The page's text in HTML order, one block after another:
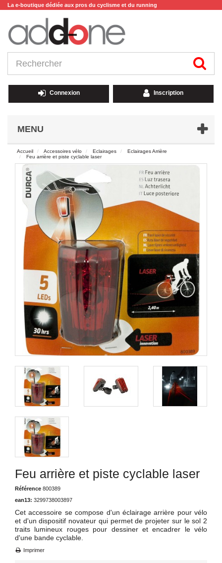
La e-boutique dédiée aux pros du cyclisme et du running
Connexion Inscription
MENU
Accueil Accessoires vélo Eclairages
Eclairages Arrière
Feu arrière et piste cyclable laser
Feu arrière et piste cyclable laser
Référence 800389
ean13: 3299738003897
Cet accessoire se compose d'un éclairage arrière pour vélo
et d'un dispositif novateur qui permet de projeter sur le sol 2
traits lumineux rouges pour dessiner et encadrer le vélo
d'une bande cyclable.
Imprimer